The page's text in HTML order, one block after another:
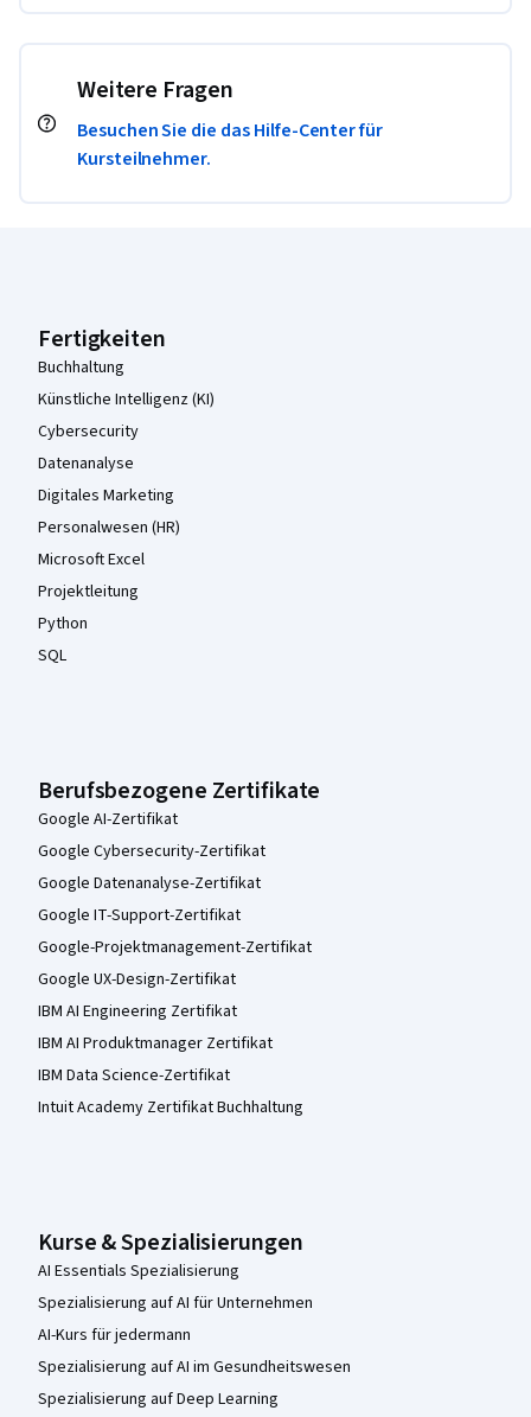
Weitere Fragen
Besuchen Sie die das Hilfe-Center für
Kursteilnehmer.
Fertigkeiten
Buchhaltung
Künstliche Intelligenz (KI)
Cybersecurity
Datenanalyse
Digitales Marketing
Personalwesen (HR)
Microsoft Excel
Projektleitung
Python
SQL
Berufsbezogene Zertifikate
Google AI-Zertifikat
Google Cybersecurity-Zertifikat
Google Datenanalyse-Zertifikat
Google IT-Support-Zertifikat
Google-Projektmanagement-Zertifikat
Google UX-Design-Zertifikat
IBM AI Engineering Zertifikat
IBM AI Produktmanager Zertifikat
IBM Data Science-Zertifikat
Intuit Academy Zertifikat Buchhaltung
Kurse & Spezialisierungen
AI Essentials Spezialisierung
Spezialisierung auf AI für Unternehmen
AI-Kurs für jedermann
Spezialisierung auf AI im Gesundheitswesen
Spezialisierung auf Deep Learning